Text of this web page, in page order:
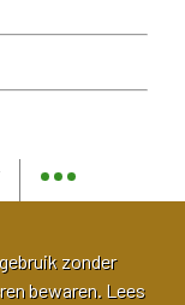
zonder
bewaren. Lees